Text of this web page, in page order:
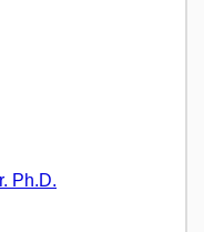
Ph.D.